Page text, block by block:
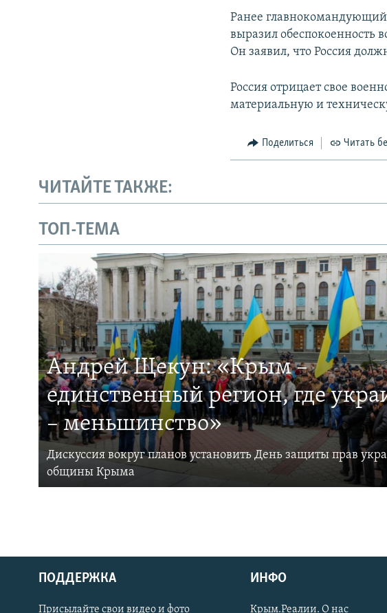
Українською
Ранее
выразил обеспокоенность
Он заявил, что Россия
Россия отрицает свое
материальную и
Поделиться Читать
ЧИТАЙТЕ ТАКЖЕ:
ТОП-ТЕМА
Андрей Щекун: «Крым –
единственный регион, где
– меньшинство»
Дискуссия вокруг планов установить День защиты прав
общины Крыма
ПОДДЕРЖКА
Присылайте свои видео и фото
ИНФО
Крым.Реалии. О нас